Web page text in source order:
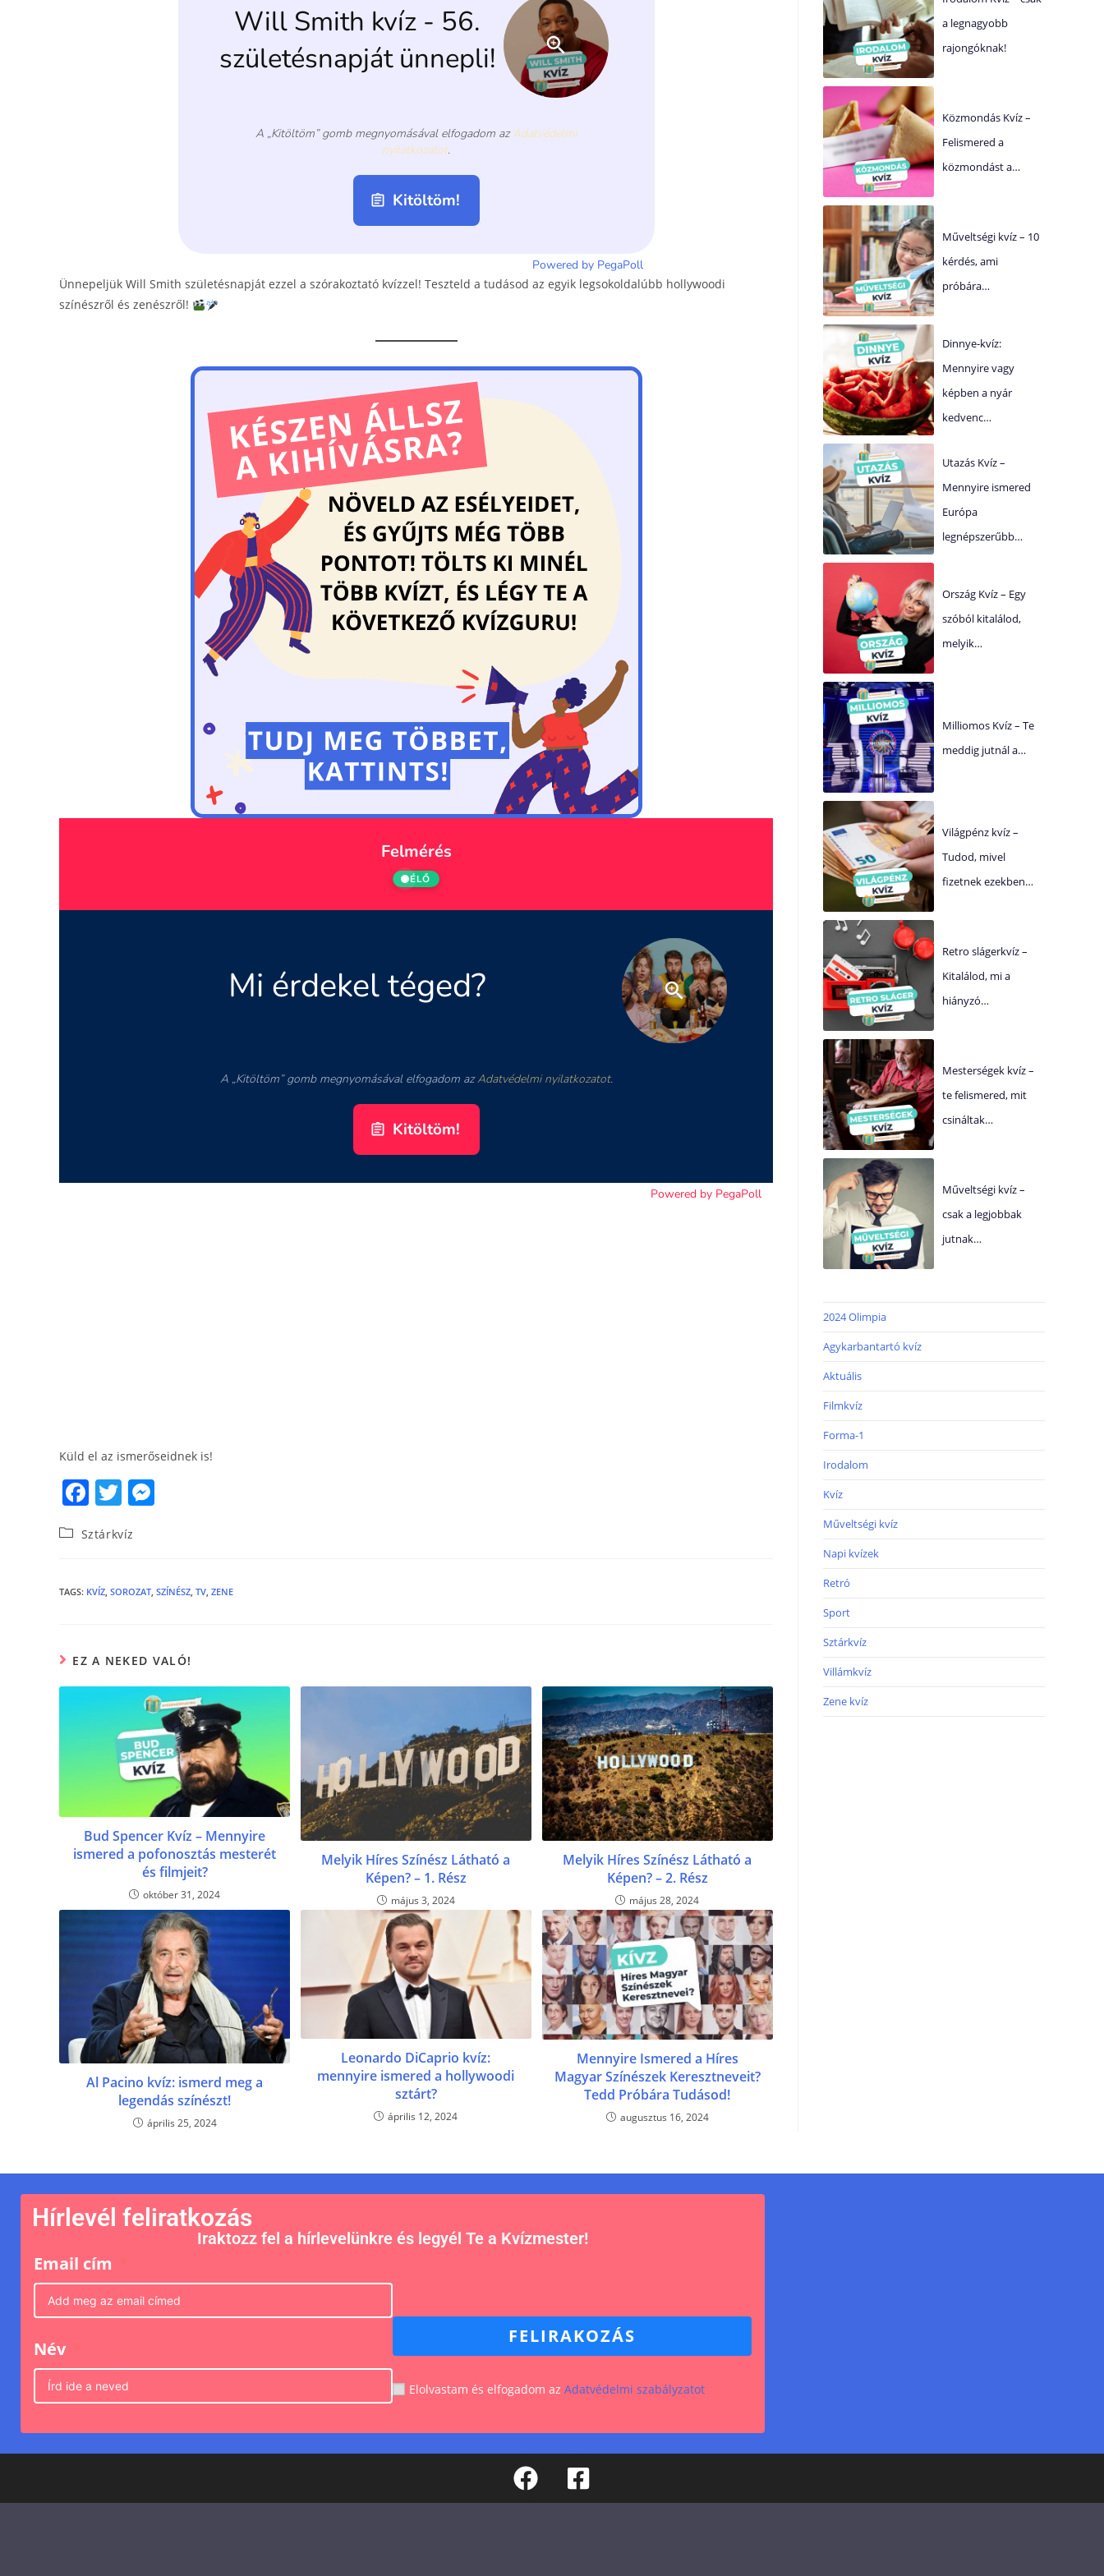
Ünnepeljük Will Smith születésnapját ezzel a szórakoztató kvízzel! Teszteld a tudásod az egyik legsokoldalúbb hollywoodi
színészről és zenészről!
Küld el az ismerőseidnek is!
F
c
b
o
k
T
itt
n
er
Sztárkvíz
TAGS: KVÍZ, SOROZAT, SZÍNÉSZ, TV, ZENE
EZ A NEKED VALÓ!
Bud Spencer Kvíz – Mennyire
ismered a pofonosztás mesterét
és filmjeit?
október 31, 2024
Melyik Híres Színész Látható a
Képen? – 1. Rész
május 3, 2024
Melyik Híres Színész Látható a
Képen? – 2. Rész
május 28, 2024
Al Pacino kvíz: ismerd meg a
legendás színészt!
április 25, 2024
Leonardo DiCaprio kvíz:
mennyire ismered a hollywoodi
sztárt?
április 12, 2024
Mennyire Ismered a Híres
Magyar Színészek Keresztneveit?
Tedd Próbára Tudásod!
augusztus 16, 2024
a legnagyobb
rajongóknak!
Közmondás Kvíz –
Felismered a
közmondást a…
Műveltségi kvíz – 10
kérdés, ami
próbára…
Dinnye-kvíz:
Mennyire vagy
képben a nyár
kedvenc…
Utazás Kvíz –
Mennyire ismered
Európa
legnépszerűbb…
Ország Kvíz – Egy
szóból kitalálod,
melyik…
Milliomos Kvíz – Te
meddig jutnál a…
Világpénz kvíz –
Tudod, mivel
fizetnek ezekben…
Retro slágerkvíz –
Kitalálod, mi a
hiányzó…
Mesterségek kvíz –
te felismered, mit
csináltak…
Műveltségi kvíz –
csak a legjobbak
jutnak…
2024 Olimpia
Agykarbantartó kvíz
Aktuális
Filmkvíz
Forma-1
Irodalom
Kvíz
Műveltségi kvíz
Napi kvízek
Retró
Sport
Sztárkvíz
Villámkvíz
Zene kvíz
Hírlevél feliratkozás
Iraktozz fel a hírlevelünkre és legyél Te a Kvízmester!
Email cím
Név
FELIRAKOZÁS
Elolvastam és elfogadom az Adatvédelmi szabályzatot